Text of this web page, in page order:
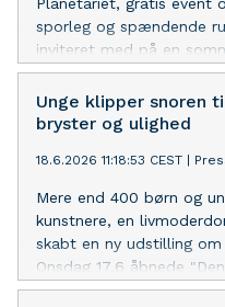
Planetariet, gratis event
sporleg og spændende
inviteret med på en
på Steno Museet.
Unge klipper snoren
bryster og ulighed
18.6.2026 11:18:53 CEST
Mere end 400 børn og
kunstnere, en
skabt en ny udstilling om
Onsdag 17.6 åbnede
og ulighed" på Steno